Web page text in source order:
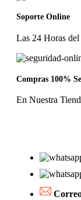
Soporte Online
Las 24 Horas
Compras 100%
En Nuestra